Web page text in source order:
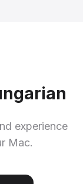
experience
Mac.